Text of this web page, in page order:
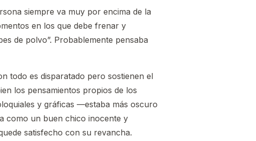
siempre va muy por encima de la
en los que debe frenar y
de polvo”. Probablemente pensaba
todo es disparatado pero sostienen el
los pensamientos propios de los
y gráficas —estaba más oscuro
como un buen chico inocente y
satisfecho con su revancha.